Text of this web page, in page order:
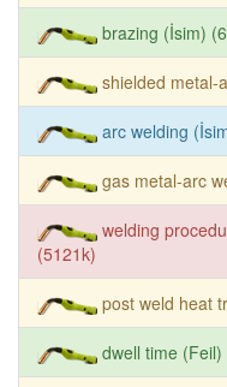
brazing (İsim)
shielded metal-
arc welding
gas metal-arc
welding
(5121k)
post weld heat
dwell time